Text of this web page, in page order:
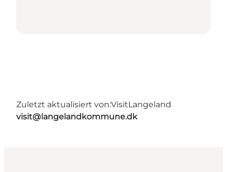
Zuletzt aktualisiert von:VisitLangeland
visit@langelandkommune.dk